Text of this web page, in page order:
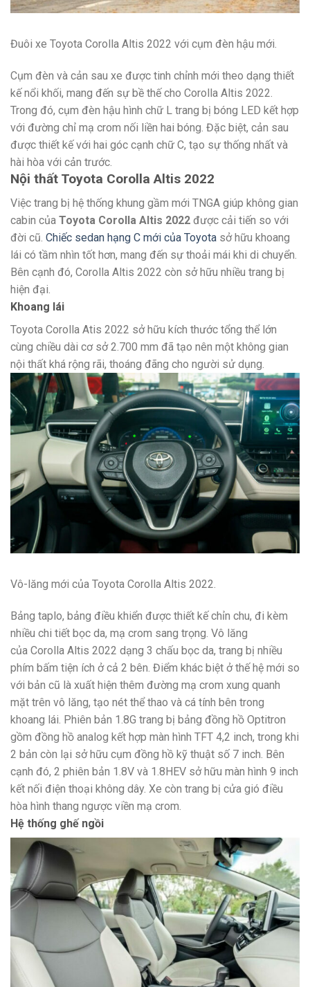
Đuôi xe Toyota Corolla Altis 2022 với cụm đèn hậu mới.
Cụm đèn và cản sau xe được tinh chỉnh mới theo dạng thiết
kế nổi khối, mang đến sự bề thế cho Corolla Altis 2022.
Trong đó, cụm đèn hậu hình chữ L trang bị bóng LED kết hợp
với đường chỉ mạ crom nối liền hai bóng. Đặc biệt, cản sau
được thiết kế với hai góc cạnh chữ C, tạo sự thống nhất và
hài hòa với cản trước.
Nội thất Toyota Corolla Altis 2022
Việc trang bị hệ thống khung gầm mới TNGA giúp không gian
cabin của Toyota Corolla Altis 2022 được cải tiến so với
đời cũ. Chiếc sedan hạng C mới của Toyota sở hữu khoang
lái có tầm nhìn tốt hơn, mang đến sự thoải mái khi di chuyển.
Bên cạnh đó, Corolla Altis 2022 còn sở hữu nhiều trang bị
hiện đại.
Khoang lái
Toyota Corolla Atis 2022 sở hữu kích thước tổng thể lớn
cùng chiều dài cơ sở 2.700 mm đã tạo nên một không gian
nội thất khá rộng rãi, thoáng đãng cho người sử dụng.
Vô-lăng mới của Toyota Corolla Altis 2022.
Bảng taplo, bảng điều khiển được thiết kế chỉn chu, đi kèm
nhiều chi tiết bọc da, mạ crom sang trọng. Vô lăng
của Corolla Altis 2022 dạng 3 chấu bọc da, trang bị nhiều
phím bấm tiện ích ở cả 2 bên. Điểm khác biệt ở thế hệ mới so
với bản cũ là xuất hiện thêm đường mạ crom xung quanh
mặt trên vô lăng, tạo nét thể thao và cá tính bên trong
khoang lái. Phiên bản 1.8G trang bị bảng đồng hồ Optitron
gồm đồng hồ analog kết hợp màn hình TFT 4,2 inch, trong khi
2 bản còn lại sở hữu cụm đồng hồ kỹ thuật số 7 inch. Bên
cạnh đó, 2 phiên bản 1.8V và 1.8HEV sở hữu màn hình 9 inch
kết nối điện thoại không dây. Xe còn trang bị cửa gió điều
hòa hình thang ngược viền mạ crom.
Hệ thống ghế ngồi